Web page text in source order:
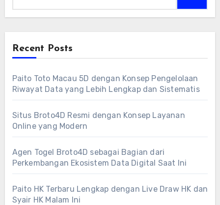
Recent Posts
Paito Toto Macau 5D dengan Konsep Pengelolaan
Riwayat Data yang Lebih Lengkap dan Sistematis
Situs Broto4D Resmi dengan Konsep Layanan
Online yang Modern
Agen Togel Broto4D sebagai Bagian dari
Perkembangan Ekosistem Data Digital Saat Ini
Paito HK Terbaru Lengkap dengan Live Draw HK dan
Syair HK Malam Ini